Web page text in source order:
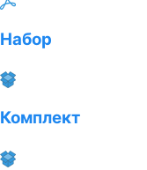
Набор
Комплект